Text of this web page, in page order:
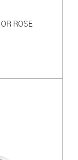
ROSE